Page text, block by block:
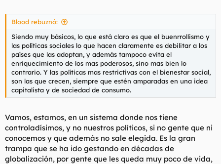
Blood rebuznó:
Siendo muy básicos, lo que está claro es que el buenrrollismo y
las políticas sociales lo que hacen claramente es debilitar a los
países que las adoptan, y además tampoco evita el
enriquecimiento de los mas poderosos, sino mas bien lo
contrario. Y las políticas mas restrictivas con el bienestar social,
son las que crecen, siempre que estén amparadas en una idea
capitalista y de sociedad de consumo.
Vamos, estamos, en un sistema donde nos tiene
controladísimos, y no nuestros políticos, si no gente que ni
conocemos y que además no sale elegida. Es la gran
trampa que se ha ido gestando en décadas de
globalización, por gente que les queda muy poco de vida,